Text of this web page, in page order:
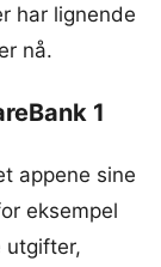
har lignende
nå.
1
appene sine
eksempel
utgifter,